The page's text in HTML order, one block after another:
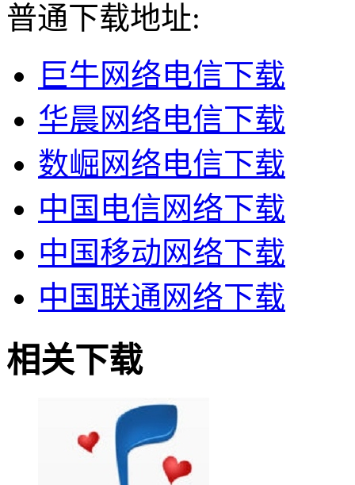
普通下载地址:
巨牛网络电信下载
华晨网络电信下载
数崛网络电信下载
中国电信网络下载
中国移动网络下载
中国联通网络下载
相关下载